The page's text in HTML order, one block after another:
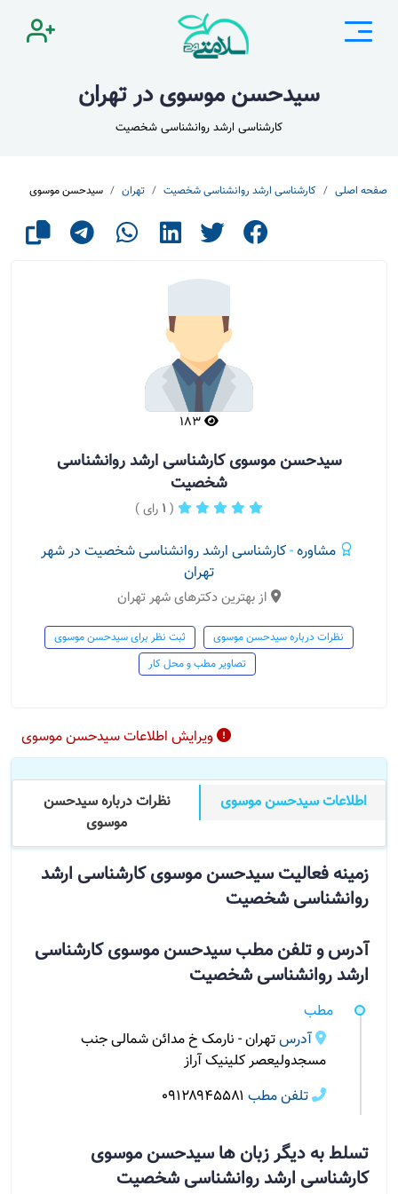
سیدحسن موسوی در تهران
کارشناسی ارشد روانشناسی شخصیت
صفحه اصلی کارشناسی ارشد روانشناسی شخصیت تهران سیدحسن موسوی
سیدحسن موسوی کارشناسی ارشد روانشناسی
شخصیت
(
1 رای )
مشاوره-کارشناسی ارشد روانشناسی شخصیت در شهر
تهران
از بهترین دکترهای شهر تهران
نظرات درباره سیدحسن موسوی
ثبت نظر برای سیدحسن موسوی
تصاویر مطب و محل کار
ویرایش اطلاعات سیدحسن موسوی
اطلاعات سیدحسن موسوی
نظرات درباره سیدحسن
موسوی
زمینه فعالیت سیدحسن موسوی کارشناسی ارشد
روانشناسی شخصیت
آدرس و تلفن مطب سیدحسن موسوی کارشناسی
ارشد روانشناسی شخصیت
مطب
آدرستهران - نارمک خ مدائن شمالی جنب
مسجدولیعصر کلینیک آراز
تلفن مطب
تسلط به دیگر زبان ها سیدحسن موسوی
کارشناسی ارشد روانشناسی شخصیت